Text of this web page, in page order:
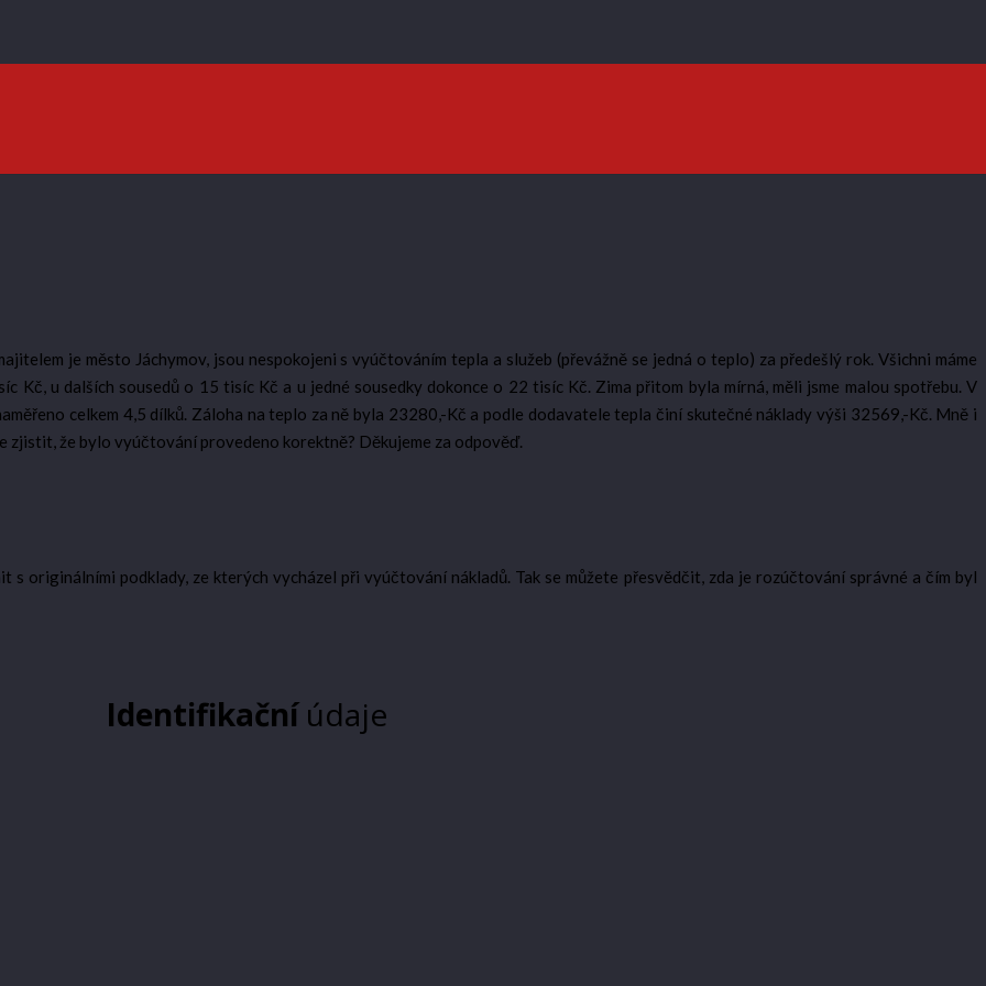
je město Jáchymov, jsou nespokojeni s vyúčtováním tepla a služeb (převážně se jedná o teplo) za předešlý rok. Všichni máme
Kč, u dalších sousedů o 15 tisíc Kč a u jedné sousedky dokonce o 22 tisíc Kč. Zima přitom byla mírná, měli jsme malou spotřebu. V
celkem 4,5 dílků. Záloha na teplo za ně byla 23280,-Kč a podle dodavatele tepla činí skutečné náklady výši 32569,-Kč. Mně i
zjistit, že bylo vyúčtování provedeno korektně? Děkujeme za odpověď.
s originálními podklady, ze kterých vycházel při vyúčtování nákladů. Tak se můžete přesvědčit, zda je rozúčtování správné a čím byl
Identifikačníúdaje